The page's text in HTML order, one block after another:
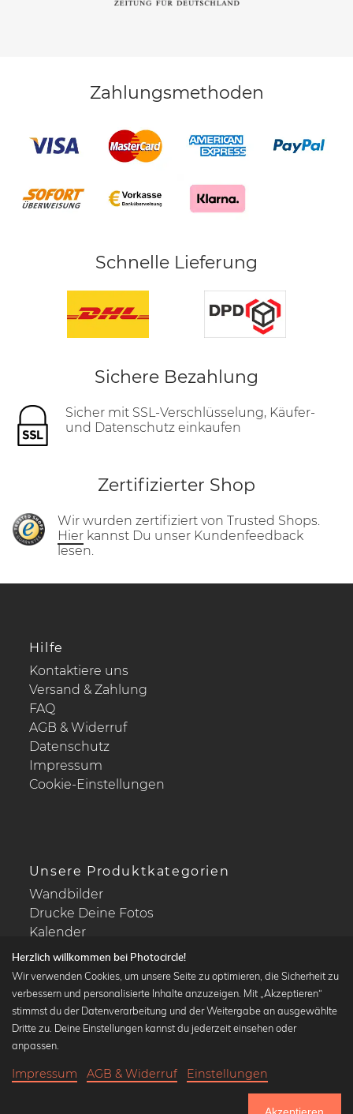
Zahlungsmethoden
Schnelle Lieferung
Sichere Bezahlung
Sicher mit SSL-Verschlüsselung, Käufer-
und Datenschutz einkaufen
Zertifizierter Shop
Wir wurden zertifiziert von Trusted Shops.
Hier kannst Du unser Kundenfeedback
lesen.
Hilfe
Kontaktiere uns
Versand & Zahlung
FAQ
AGB & Widerruf
Datenschutz
Impressum
Cookie-Einstellungen
Unsere Produktkategorien
Wandbilder
Drucke Deine Fotos
Kalender
Beliebte Kollektionen
Wandbilder in schwarz-weiß
Klassiker der Kunstgeschichte
Herzlich willkommen bei Photocircle!
Wir verwenden Cookies, um unsere Seite zu optimieren, die Sicherheit zu
verbessern und personalisierte Inhalte anzuzeigen. Mit „Akzeptieren“
stimmst du der Datenverarbeitung und der Weitergabe an ausgewählte
Dritte zu. Deine Einstellungen kannst du jederzeit einsehen oder
anpassen.
Impressum AGB & Widerruf Einstellungen
Akzeptieren